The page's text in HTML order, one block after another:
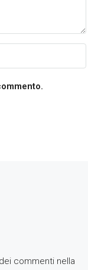
commenti nella